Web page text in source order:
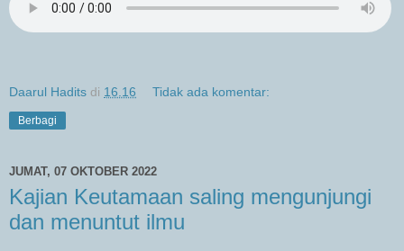
Daarul Hadits di 16.16 Tidak ada komentar:
Berbagi
JUMAT, 07 OKTOBER 2022
Kajian Keutamaan saling mengunjungi
dan menuntut ilmu